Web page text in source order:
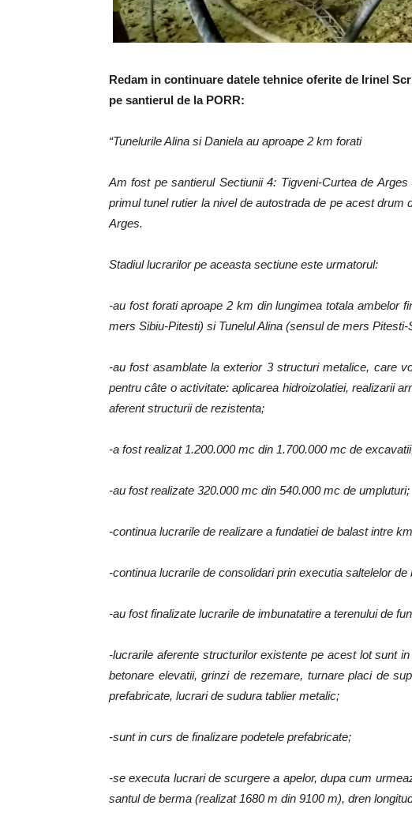
Redam in continuare datele tehnice oferite de Irinel
pe santierul de la PORR:
“Tunelurile Alina si Daniela au aproape 2 km forati
Am fost pe santierul Sectiunii 4: Tigveni-Curtea de
primul tunel rutier la nivel de autostrada de pe acest
Arges.
Stadiul lucrarilor pe aceasta sectiune este urmatorul:
-au fost forati aproape 2 km din lungimea totala ambelor
mers Sibiu-Pitesti) si Tunelul Alina (sensul de mers Pitesti-
-au fost asamblate la exterior 3 structuri metalice, care
pentru câte o activitate: aplicarea hidroizolatiei, realizarii
aferent structurii de rezistenta;
-a fost realizat 1.200.000 mc din 1.700.000 mc de
-au fost realizate 320.000 mc din 540.000 mc de umpluturi;
-continua lucrarile de realizare a fundatiei de balast intre
-continua lucrarile de consolidari prin executia saltelelor
-au fost finalizate lucrarile de imbunatatire a terenului de
-lucrarile aferente structurilor existente pe acest lot sunt
betonare elevatii, grinzi de rezemare, turnare placi de
prefabricate, lucrari de sudura tablier metalic;
-sunt in curs de finalizare podetele prefabricate;
-se executa lucrari de scurgere a apelor, dupa cum
santul de berma (realizat 1680 m din 9100 m), dren